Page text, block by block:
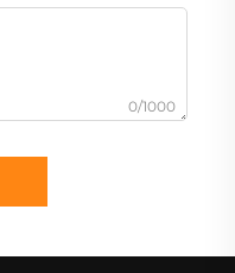
0/1000